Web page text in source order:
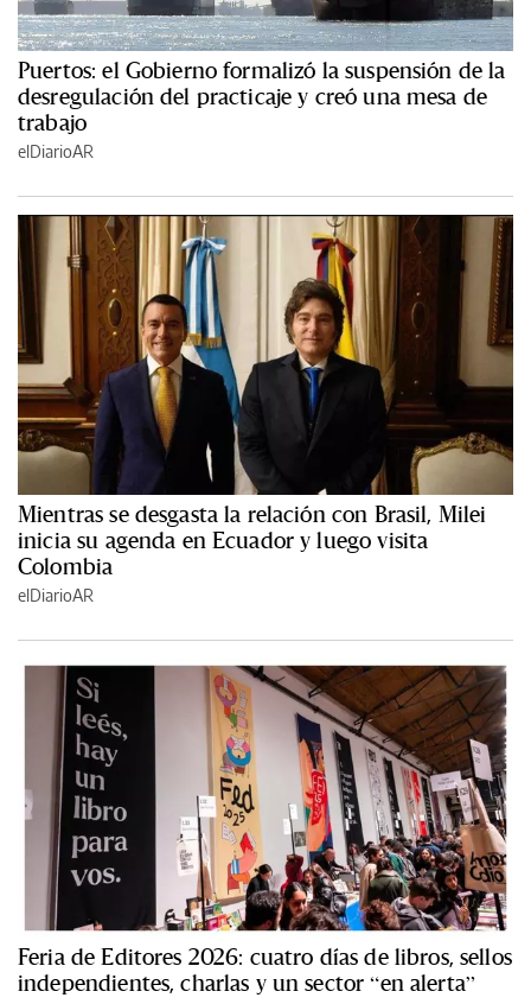
Puertos: el Gobierno formalizó la suspensión de la
desregulación del practicaje y creó una mesa de
trabajo
elDiarioAR
Mientras se desgasta la relación con Brasil, Milei
inicia su agenda en Ecuador y luego visita
Colombia
elDiarioAR
Feria de Editores 2026: cuatro días de libros, sellos
independientes, charlas y un sector “en alerta”